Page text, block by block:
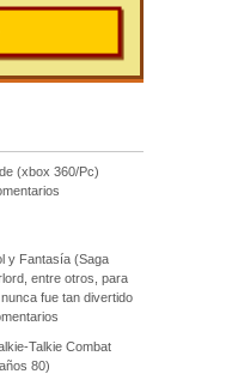
(xbox 360/Pc)
y Fantasía (Saga
entre otros, para
fue tan divertido
Talkie Combat
80)